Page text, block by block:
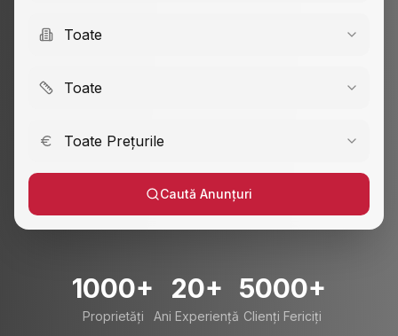
Toate
Toate
Toate Prețurile
Caută Anunțuri
1000+
Proprietăți
20+
Ani Experiență
5000+
Clienți Fericiți